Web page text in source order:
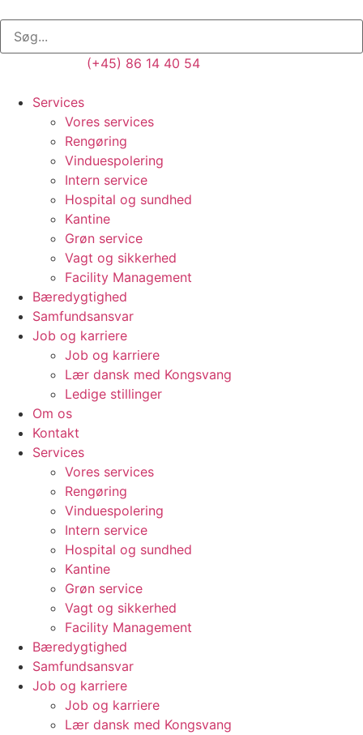
(+45) 86 14 40 54
Services
Vores services
Rengøring
Vinduespolering
Intern service
Hospital og sundhed
Kantine
Grøn service
Vagt og sikkerhed
Facility Management
Bæredygtighed
Samfundsansvar
Job og karriere
Job og karriere
Lær dansk med Kongsvang
Ledige stillinger
Om os
Kontakt
Services
Vores services
Rengøring
Vinduespolering
Intern service
Hospital og sundhed
Kantine
Grøn service
Vagt og sikkerhed
Facility Management
Bæredygtighed
Samfundsansvar
Job og karriere
Job og karriere
Lær dansk med Kongsvang